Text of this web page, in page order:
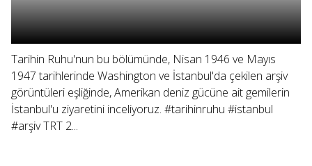
Tarihin Ruhu'nun bu bölümünde, Nisan 1946 ve Mayıs
1947 tarihlerinde Washington ve İstanbul'da çekilen arşiv
görüntüleri eşliğinde, Amerikan deniz gücüne ait gemilerin
İstanbul'u ziyaretini inceliyoruz. #tarihinruhu #istanbul
#arşiv TRT 2...